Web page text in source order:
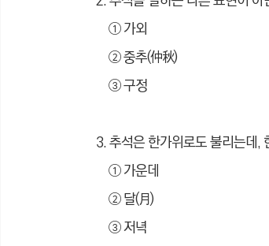
① 가외
② 중추(仲秋)
③ 구정
3. 추석은 한가위로도 불리는데,
① 가운데
② 달(月)
③ 저녁